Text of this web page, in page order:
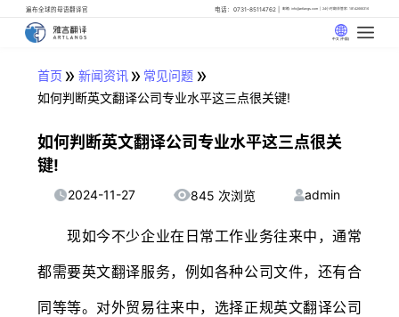
遍布全球的母语翻译官 电话：0731-85114762 邮箱: info@artlangs.com 24小时翻译管家: 18142666316
中文 (中国)
首页 » 新闻资讯» 常见问题 »
如何判断英文翻译公司专业水平这三点很关键!
如何判断英文翻译公司专业水平这三点很关
键!
2024-11-27 845 次浏览 admin
现如今不少企业在日常工作业务往来中，通常
都需要英文翻译服务，例如各种公司文件，还有合
同等等。对外贸易往来中，选择正规英文翻译公司